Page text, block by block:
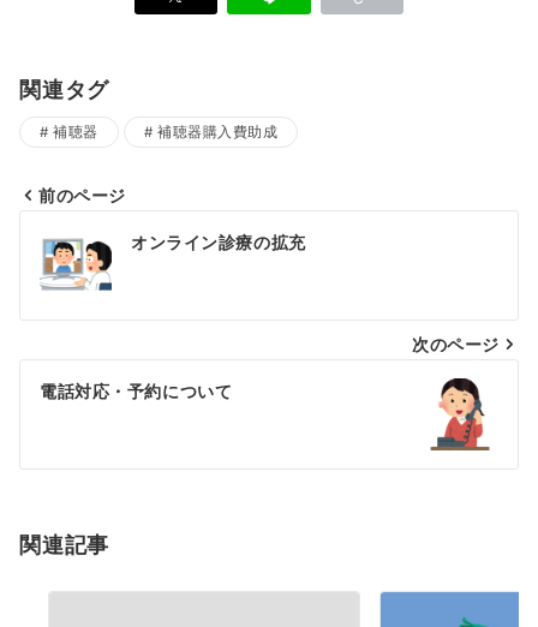
関連タグ
補聴器 補聴器購入費助成
稿
ビ
ゲ
シ
ン
前のページ
オンライン診療の拡充
次のページ
電話対応・予約について
関連記事